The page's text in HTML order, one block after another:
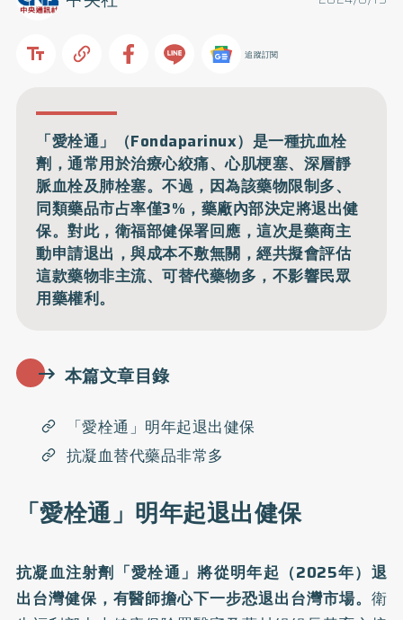
追蹤訂閱
「愛栓通」（Fondaparinux）是一種抗血栓
劑，通常用於治療心絞痛、心肌梗塞、深層靜
脈血栓及肺栓塞。不過，因為該藥物限制多、
同類藥品市占率僅3%，藥廠內部決定將退出健
保。對此，衛福部健保署回應，這次是藥商主
動申請退出，與成本不敷無關，經共擬會評估
這款藥物非主流、可替代藥物多，不影響民眾
用藥權利。
本篇文章目錄
「愛栓通」明年起退出健保
抗凝血替代藥品非常多
「愛栓通」明年起退出健保
抗凝血注射劑「愛栓通」將從明年起（2025年）退
出台灣健保，有醫師擔心下一步恐退出台灣市場。 衛